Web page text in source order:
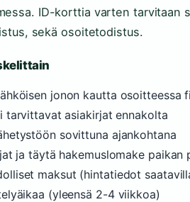
ID-korttia varten tarvitaan
sekä osoitetodistus.
jonon kautta osoitteessa
tarvittavat asiakirjat ennakolta
sovittuna ajankohtana
ja täytä hakemuslomake paikan
maksut (hintatiedot
(yleensä 2-4 viikkoa)